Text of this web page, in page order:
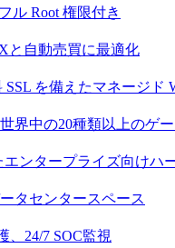
ル Root 権限付き
と自動売買に最適化
SSL を備えたマネージド
世界中の20種類以上のゲ
ンタープライズ向けハ
タセンタースペース
、24/7 SOC監視